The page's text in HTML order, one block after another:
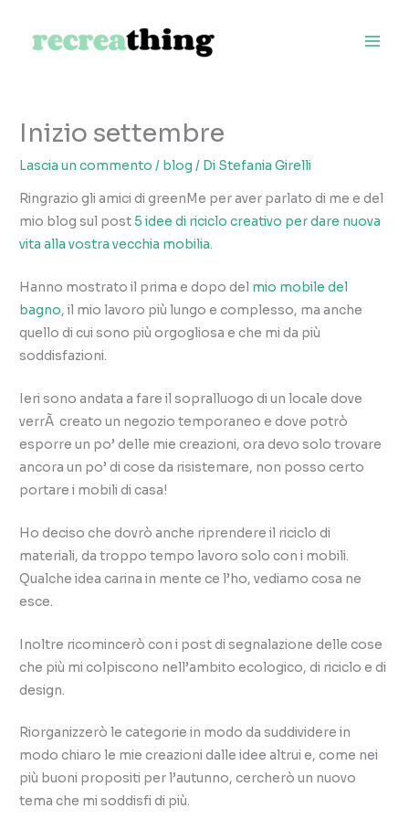
Inizio settembre
Lascia un commento / blog / Di Stefania Girelli
Ringrazio gli amici di greenMe per aver parlato di me e del
mio blog sul post 5 idee di riciclo creativo per dare nuova
vita alla vostra vecchia mobilia.
Hanno mostrato il prima e dopo del mio mobile del
bagno, il mio lavoro più lungo e complesso, ma anche
quello di cui sono più orgogliosa e che mi da più
soddisfazioni.
Ieri sono andata a fare il sopralluogo di un locale dove
verrÃ creato un negozio temporaneo e dove potrò
esporre un po’ delle mie creazioni, ora devo solo trovare
ancora un po’ di cose da risistemare, non posso certo
portare i mobili di casa!
Ho deciso che dovrò anche riprendere il riciclo di
materiali, da troppo tempo lavoro solo con i mobili.
Qualche idea carina in mente ce l’ho, vediamo cosa ne
esce.
Inoltre ricomincerò con i post di segnalazione delle cose
che più mi colpiscono nell’ambito ecologico, di riciclo e di
design.
Riorganizzerò le categorie in modo da suddividere in
modo chiaro le mie creazioni dalle idee altrui e, come nei
più buoni propositi per l’autunno, cercherò un nuovo
tema che mi soddisfi di più.